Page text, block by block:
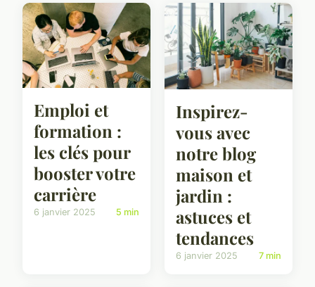
Emploi et
formation :
les clés pour
booster votre
carrière
6 janvier 2025 5 min
Inspirez-
vous avec
notre blog
maison et
jardin :
astuces et
tendances
6 janvier 2025 7 min